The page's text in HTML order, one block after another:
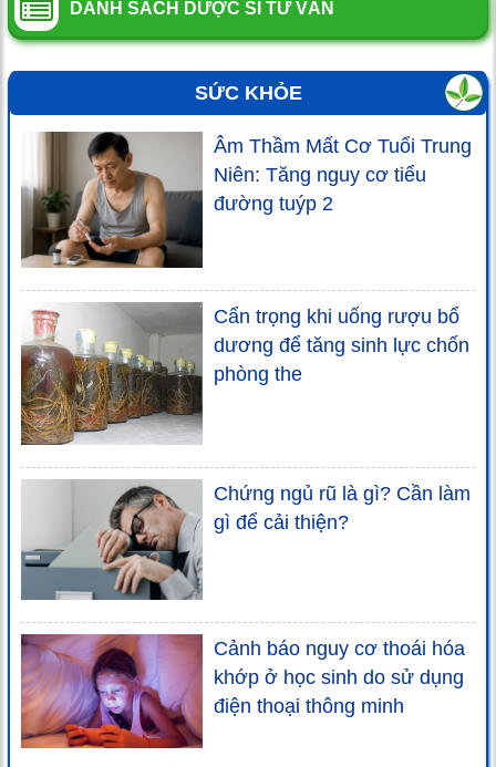
DANH SÁCH DƯỢC SĨ TƯ VẤN
SỨC KHỎE
Âm Thầm Mất Cơ Tuổi Trung
Niên: Tăng nguy cơ tiểu
đường tuýp 2
Cẩn trọng khi uống rượu bổ
dương để tăng sinh lực chốn
phòng the
Chứng ngủ rũ là gì? Cần làm
gì để cải thiện?
Cảnh báo nguy cơ thoái hóa
khớp ở học sinh do sử dụng
điện thoại thông minh